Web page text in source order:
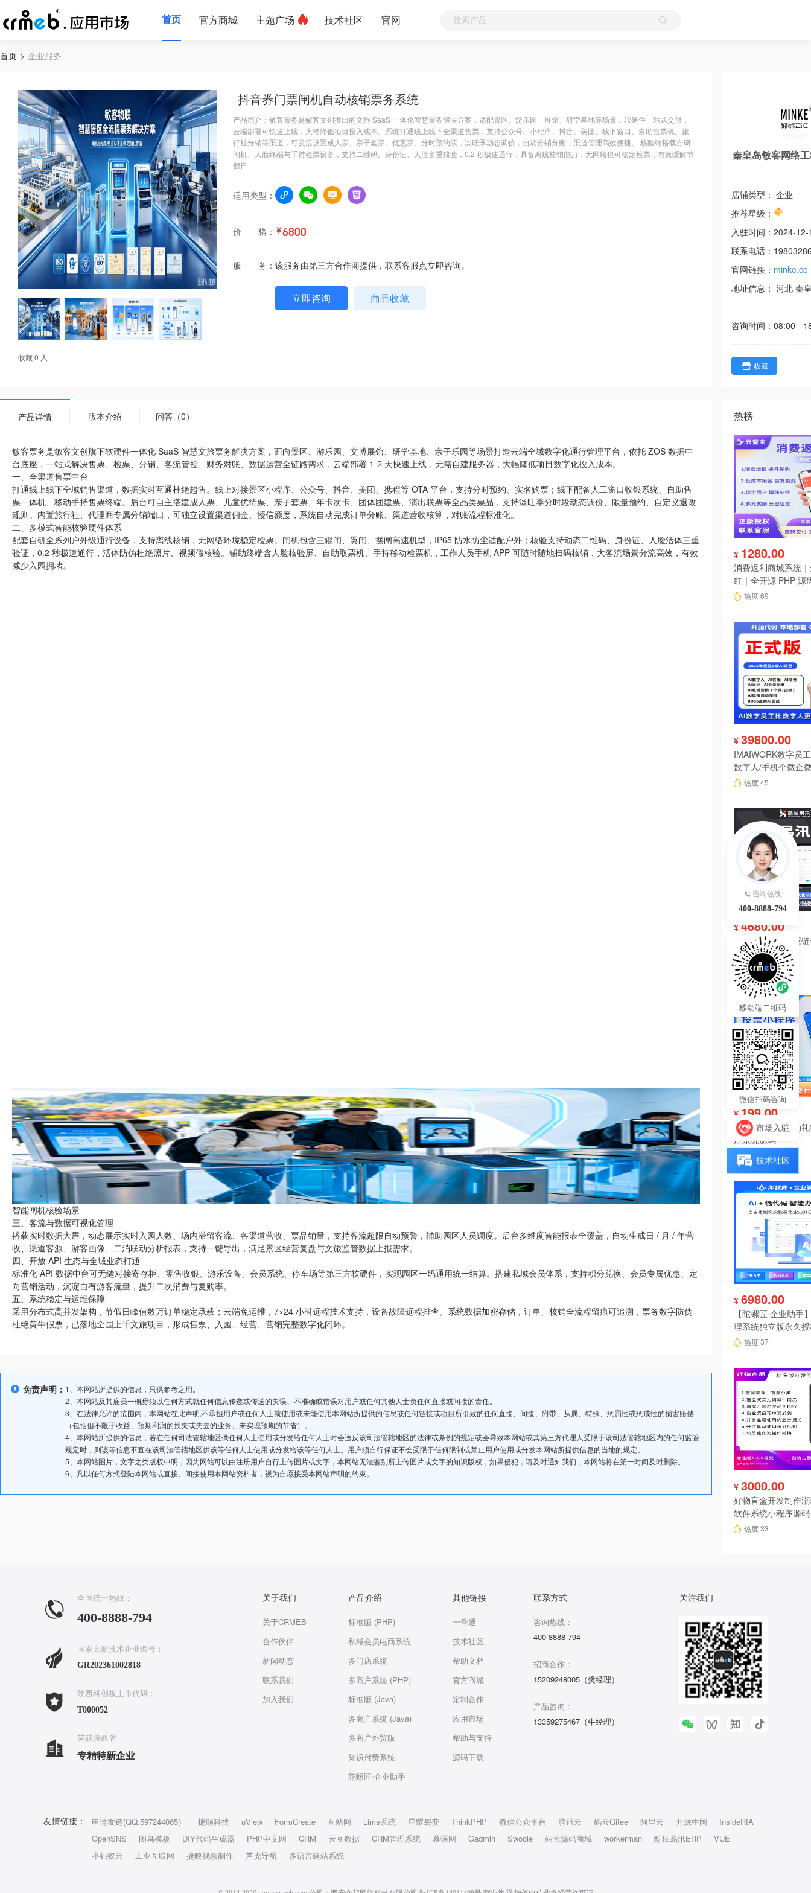
首页 官方商城 主题广场 技术社区 官网
首页 企业服务
收藏 0 人
抖音券门票闸机自动核销票务系统
产品简介：敏客票务是敏客文创推出的文旅 SaaS 一体化智慧票务解决方案，适配景区、游乐园、展馆、研学基地等场景，软硬件一站式交付，
云端部署可快速上线，大幅降低项目投入成本。系统打通线上线下全渠道售票，支持公众号、小程序、抖音、美团、线下窗口、自助售票机、旅
行社分销等渠道，可灵活设置成人票、亲子套票、优惠票、分时预约票，淡旺季动态调价，自动分销分账，渠道管理高效便捷。 核验端搭载自研
闸机、人脸终端与手持检票设备，支持二维码、身份证、人脸多重核验，0.2 秒极速通行，具备离线核销能力，无网络也可稳定检票，有效缓解节
假日
适用类型：
价 格： ￥6800
服 务： 该服务由第三方合作商提供，联系客服点立即咨询。
立即咨询 商品收藏
秦皇岛敏客网络
店铺类型： 企业
推荐星级：
入驻时间： 2024-12-
联系电话：
官网链接： minke.cc
地址信息： 河北 秦
咨询时间： 08:00 -
收藏
产品详情 版本介绍 问答（0）
敏客票务是敏客文创旗下软硬件一体化 SaaS 智慧文旅票务解决方案，面向景区、游乐园、文博展馆、研学基地、亲子乐园等场景打造云端全域数字化通行管理平台，依托 ZOS 数据中
台底座，一站式解决售票、检票、分销、客流管控、财务对账、数据运营全链路需求，云端部署 1-2 天快速上线，无需自建服务器，大幅降低项目数字化投入成本。
一、全渠道售票中台
打通线上线下全域销售渠道，数据实时互通杜绝超售。线上对接景区小程序、公众号、抖音、美团、携程等 OTA 平台，支持分时预约、实名购票；线下配备人工窗口收银系统、自助售
票一体机、移动手持售票终端。后台可自主搭建成人票、儿童优待票、亲子套票、年卡次卡、团体团建票、演出联票等全品类票品，支持淡旺季分时段动态调价、限量预约、自定义退改
规则。内置旅行社、代理商专属分销端口，可独立设置渠道佣金、授信额度，系统自动完成订单分账、渠道营收核算，对账流程标准化。
二、多模式智能核验硬件体系
配套自研全系列户外级通行设备，支持离线核销，无网络环境稳定检票。闸机包含三辊闸、翼闸、摆闸高速机型，IP65 防水防尘适配户外；核验支持动态二维码、身份证、人脸活体三重
验证，0.2 秒极速通行，活体防伪杜绝照片、视频假核验。辅助终端含人脸核验屏、自助取票机、手持移动检票机，工作人员手机 APP 可随时随地扫码核销，大客流场景分流高效，有效
减少入园拥堵。
智能闸机核验场景
三、客流与数据可视化管理
搭载实时数据大屏，动态展示实时入园人数、场内滞留客流、各渠道营收、票品销量，支持客流超限自动预警，辅助园区人员调度。后台多维度智能报表全覆盖，自动生成日 / 月 / 年营
收、渠道客源、游客画像、二消联动分析报表，支持一键导出，满足景区经营复盘与文旅监管数据上报需求。
四、开放 API 生态与全域业态打通
标准化 API 数据中台可无缝对接寄存柜、零售收银、游乐设备、会员系统、停车场等第三方软硬件，实现园区一码通用统一结算。搭建私域会员体系，支持积分兑换、会员专属优惠、定
向营销活动，沉淀自有游客流量，提升二次消费与复购率。
五、系统稳定与运维保障
采用分布式高并发架构，节假日峰值数万订单稳定承载；云端免运维，7×24 小时远程技术支持，设备故障远程排查。系统数据加密存储，订单、核销全流程留痕可追溯，票务数字防伪
杜绝黄牛假票，已落地全国上千文旅项目，形成售票、入园、经营、营销完整数字化闭环。
免责声明： 1、本网站所提供的信息，只供参考之用。
2、本网站及其雇员一概毋须以任何方式就任何信息传递或传送的失误、不准确或错误对用户或任何其他人士负任何直接或间接的责任。
3、在法律允许的范围内，本网站在此声明,不承担用户或任何人士就使用或未能使用本网站所提供的信息或任何链接或项目所引致的任何直接、间接、附带、从属、特殊、惩罚性或惩戒性的损害赔偿
（包括但不限于收益、预期利润的损失或失去的业务、未实现预期的节省）。
4、本网站所提供的信息，若在任何司法管辖地区供任何人士使用或分发给任何人士时会违反该司法管辖地区的法律或条例的规定或会导致本网站或其第三方代理人受限于该司法管辖地区内的任何监管
规定时，则该等信息不宜在该司法管辖地区供该等任何人士使用或分发给该等任何人士。用户须自行保证不会受限于任何限制或禁止用户使用或分发本网站所提供信息的当地的规定。
5、本网站图片，文字之类版权申明，因为网站可以由注册用户自行上传图片或文字，本网站无法鉴别所上传图片或文字的知识版权，如果侵犯，请及时通知我们，本网站将在第一时间及时删除。
6、凡以任何方式登陆本网站或直接、间接使用本网站资料者，视为自愿接受本网站声明的约束。
热榜
¥ 1280.00
消费返利商城系统
红｜全开源 PHP 源
热度 69
¥ 39800.00
IMAIWORK数字员
数字人/手机个微企
陪练/电销/客服/法
热度 45
¥ 4680.00
酷柚易汛ERP供应
系统
热度 43
¥ 199.00
投票分享报名活动
序系统源码
热度 41
¥ 6980.00
【陀螺匠·企业助手
理系统独立版永久
热度 37
¥ 3000.00
好物盲盒开发制作
软件系统小程序源码
热度 33
咨询热线
400-8888-794
移动端二维码
微信扫码咨询
市场入驻
技术社区
全国统一热线：
400-8888-794
国家高新技术企业编号：
GR202361002818
陕西科创板上市代码：
T000052
荣获陕西省
专精特新企业
关于我们
关于CRMEB
合作伙伴
新闻动态
联系我们
加入我们
产品介绍
标准版 (PHP)
私域会员电商系统
多门店系统
多商户系统 (PHP)
标准版 (Java)
多商户系统 (Java)
多商户外贸版
知识付费系统
陀螺匠·企业助手
其他链接
一号通
技术社区
帮助文档
官方商城
定制合作
应用市场
帮助与支持
源码下载
联系方式
咨询热线：
400-8888-794
招商合作：
15209248005（樊经理）
产品咨询：
13359275467（牛经理）
关注我们
友情链接： 申请友链(QQ:597244065） 捷顺科技 uView FormCreate 互站网 Lims系统 星耀裂变 ThinkPHP 微信公众平台 腾讯云 码云Gitee 阿里云 开源中国
InsideRIA
OpenSNS
图鸟模板 DIY代码生成器 PHP中文网 CRM 天互数据 CRM管理系统 慕课网 Gadmin Swoole 站长源码商城 workerman 酷柚易汛ERP
VUE
小蚂蚁云
工业互联网 捷映视频制作 芦虎导航 多语言建站系统